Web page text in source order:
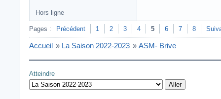
Hors ligne
Pages : Précédent 1 2 3 4 5 6 7 8
Accueil » La Saison 2022-2023 » ASM- Brive
Atteindre